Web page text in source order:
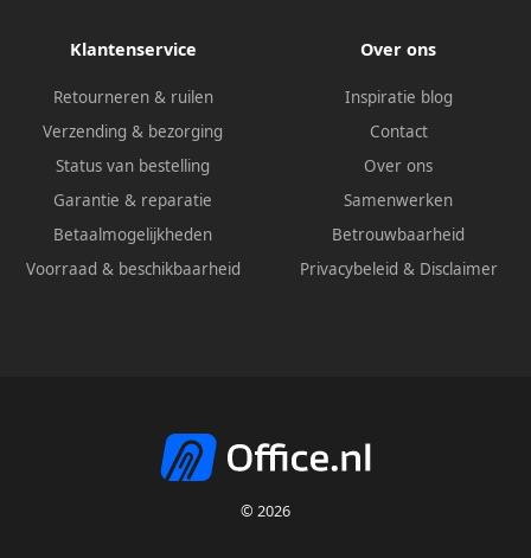
Klantenservice
Retourneren & ruilen
Verzending & bezorging
Status van bestelling
Garantie & reparatie
Betaalmogelijkheden
Voorraad & beschikbaarheid
Over ons
Inspiratie blog
Contact
Over ons
Samenwerken
Betrouwbaarheid
Privacybeleid & Disclaimer
© 2026